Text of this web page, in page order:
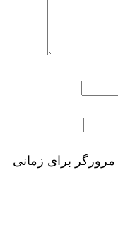
برای زمانی